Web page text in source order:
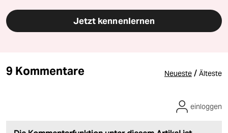
Jetzt kennenlernen
9 Kommentare Neueste / Älteste
einloggen